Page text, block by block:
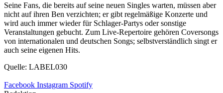
Seine Fans, die bereits auf seine neuen Singles warten, müssen aber
nicht auf ihren Ben verzichten; er gibt regelmäßige Konzerte und
wird auch immer wieder für Schlager-Partys oder sonstige
Veranstaltungen gebucht. Zum Live-Repertoire gehören Coversongs
von internationalen und deutschen Songs; selbstverständlich singt er
auch seine eigenen Hits.
Quelle: LABEL030
Facebook Instagram Spotify